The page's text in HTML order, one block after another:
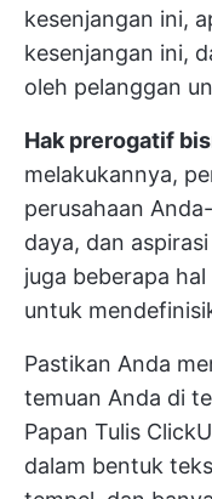
kesenjangan ini,
kesenjangan ini,
oleh pelanggan
Hak prerogatif
melakukannya,
perusahaan
daya, dan
juga beberapa
untuk
Pastikan Anda
temuan Anda di
Papan Tulis
dalam bentuk